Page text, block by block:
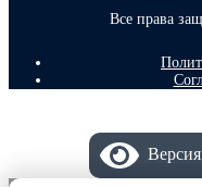
Все права